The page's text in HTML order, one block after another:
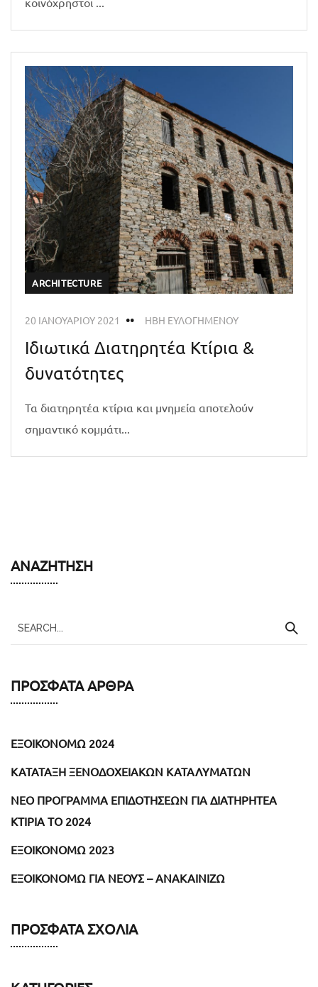
ARCHITECTURE
20 ΙΑΝΟΥΑΡΊΟΥ 2021 ΗΒΗ ΕΥΛΟΓΗΜΕΝΟΥ
Ιδιωτικά Διατηρητέα Κτίρια &
δυνατότητες
Τα διατηρητέα κτίρια και μνημεία αποτελούν
σημαντικό κομμάτι...
ΑΝΑΖΉΤΗΣΗ
ΠΡΌΣΦΑΤΑ ΆΡΘΡΑ
ΕΞΟΙΚΟΝΟΜΩ 2024
ΚΑΤΑΤΑΞΗ ΞΕΝΟΔΟΧΕΙΑΚΩΝ ΚΑΤΑΛΥΜΑΤΩΝ
NEO ΠΡΟΓΡΑΜΜΑ ΕΠΙΔΟΤΗΣΕΩΝ ΓΙΑ ΔΙΑΤΗΡΗΤΕΑ
ΚΤΙΡΙΑ ΤΟ 2024
ΕΞΟΙΚΟΝΟΜΩ 2023
ΕΞΟΙΚΟΝΟΜΩ ΓΙΑ ΝΕΟΥΣ – ΑΝΑΚΑΙΝΙΖΩ
ΠΡΌΣΦΑΤΑ ΣΧΌΛΙΑ